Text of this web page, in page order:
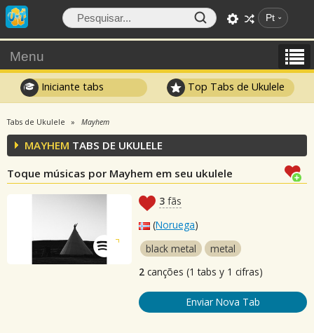
Pt
Menu
Iniciante tabs Top Tabs de Ukulele
Tabs de Ukulele Mayhem
MAYHEM TABS DE UKULELE
Toque músicas por Mayhem em seu ukulele
3 fãs
(Noruega)
black metal
metal
2 canções (1 tabs y 1 cifras)
Enviar Nova Tab